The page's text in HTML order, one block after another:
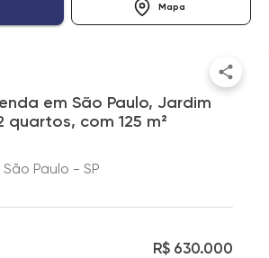
Mapa
em São Paulo, Jardim
quartos, com 125 m²
Paulo - SP
R$ 630.000